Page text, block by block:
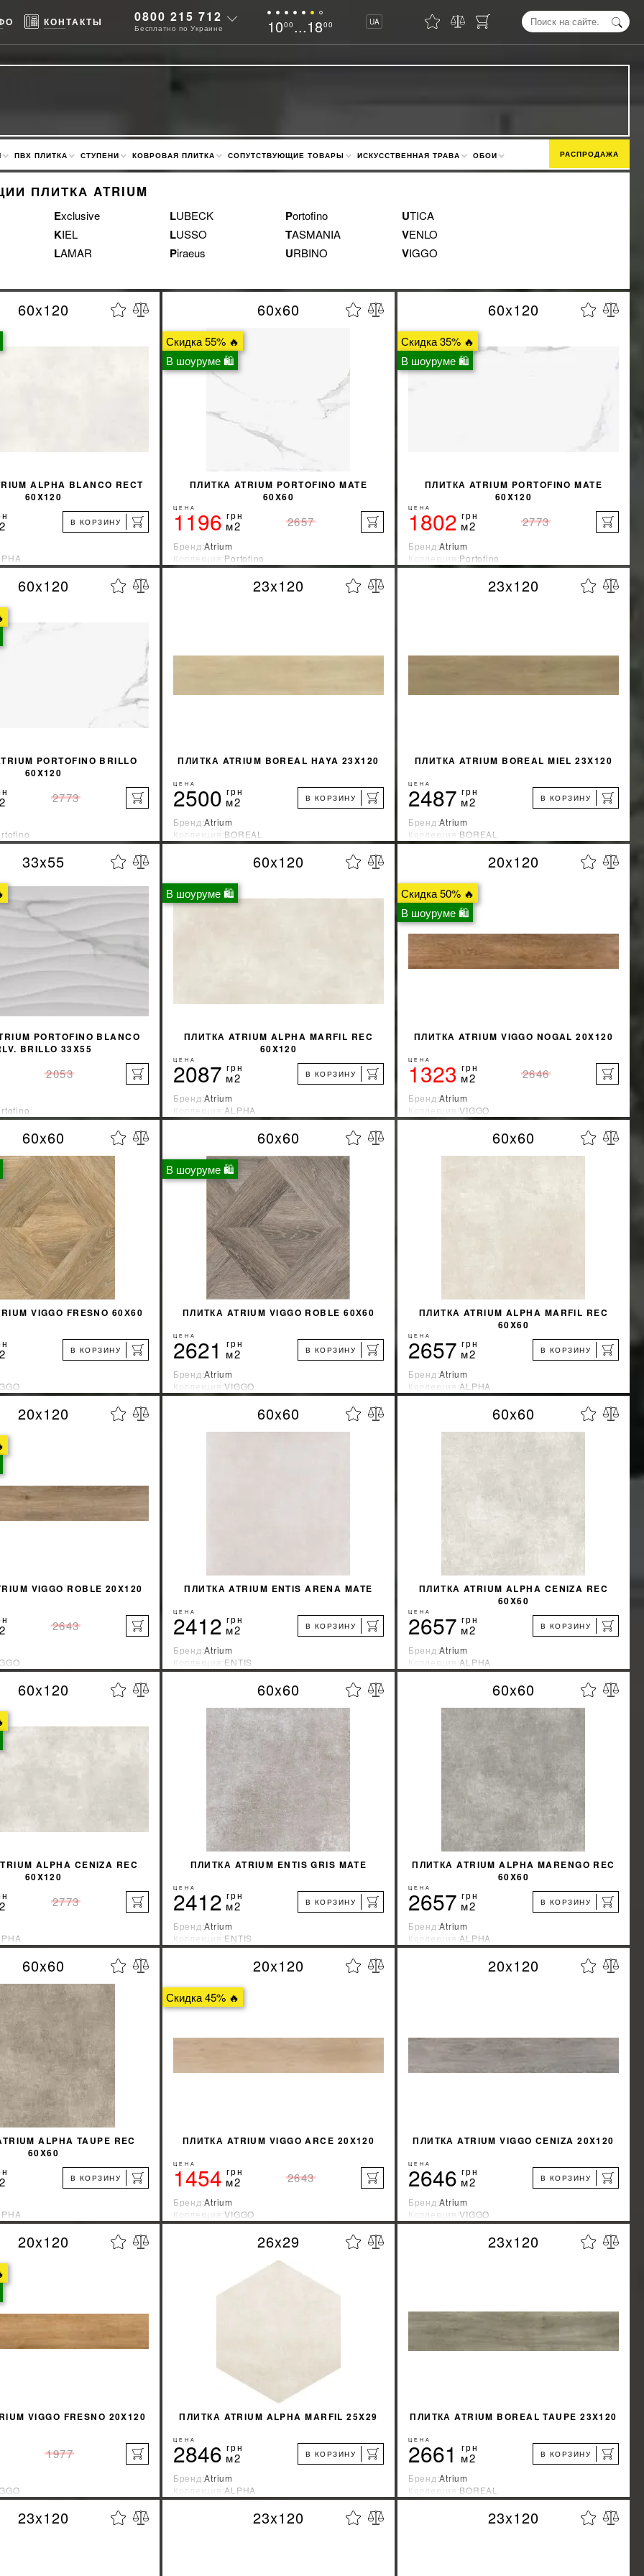
КОНТАКТЫ 0800 215 712
Бесплатно по Украине 1000 ...1800 UA
ПВХ ПЛИТКА СТУПЕНИ КОВРОВАЯ ПЛИТКА СОПУТСТВУЮЩИЕ ТОВАРЫ ИСКУССТВЕННАЯ ТРАВА ОБОИ РАСПРОДАЖА
ПЛИТКА ATRIUM
Exclusive
KIEL
LAMAR
LUBECK
LUSSO
Piraeus
Portofino
TASMANIA
URBINO
UTICA
VENLO
VIGGO
60x120
ALPHA BLANCO RECT
60X120
В КОРЗИНУ
Испания
УЗНАТЬ СВОЮ СКИДКУ %
КУПИТЬ
Скидка 55% 🔥
В шоуруме 🛍
60x60
ПЛИТКА ATRIUM PORTOFINO MATE
60X60
ЦЕНА
1196 грн
м2 2657
Бренд:Atrium
Коллекция:Portofino
Страна-производитель:Испания
УЗНАТЬ СВОЮ СКИДКУ %
Скидка 35% 🔥
В шоуруме 🛍
60x120
ПЛИТКА ATRIUM PORTOFINO MATE
60X120
ЦЕНА
1802 грн
м2 2773
Бренд:Atrium
Коллекция:Portofino
Страна-производитель:Испания
УЗНАТЬ СВОЮ СКИДКУ %
60x120
PORTOFINO BRILLO
60X120
2773
Испания
УЗНАТЬ СВОЮ СКИДКУ %
КУПИТЬ
23x120
ПЛИТКА ATRIUM BOREAL HAYA 23X120
ЦЕНА
2500 грн
м2 В КОРЗИНУ
Бренд:Atrium
Коллекция:BOREAL
Страна-производитель:Испания
УЗНАТЬ СВОЮ СКИДКУ %
23x120
ПЛИТКА ATRIUM BOREAL MIEL 23X120
ЦЕНА
2487 грн
м2 В КОРЗИНУ
Бренд:Atrium
Коллекция:BOREAL
Страна-производитель:Испания
УЗНАТЬ СВОЮ СКИДКУ %
33x55
PORTOFINO BLANCO
BRILLO 33X55
2053
Испания
УЗНАТЬ СВОЮ СКИДКУ %
КУПИТЬ
В шоуруме 🛍
60x120
ПЛИТКА ATRIUM ALPHA MARFIL REC
60X120
ЦЕНА
2087 грн
м2 В КОРЗИНУ
Бренд:Atrium
Коллекция:ALPHA
Страна-производитель:Испания
УЗНАТЬ СВОЮ СКИДКУ %
КУПИТЬ
Скидка 50% 🔥
В шоуруме 🛍
20x120
ПЛИТКА ATRIUM VIGGO NOGAL 20X120
ЦЕНА
1323 грн
м2 2646
Бренд:Atrium
Коллекция:VIGGO
Страна-производитель:Испания
УЗНАТЬ СВОЮ СКИДКУ %
60x60
VIGGO FRESNO 60Х60
В КОРЗИНУ
Испания
УЗНАТЬ СВОЮ СКИДКУ %
В шоуруме 🛍
60x60
ПЛИТКА ATRIUM VIGGO ROBLE 60Х60
ЦЕНА
2621 грн
м2 В КОРЗИНУ
Бренд:Atrium
Коллекция:VIGGO
Страна-производитель:Испания
УЗНАТЬ СВОЮ СКИДКУ %
60x60
ПЛИТКА ATRIUM ALPHA MARFIL REC
60X60
ЦЕНА
2657 грн
м2 В КОРЗИНУ
Бренд:Atrium
Коллекция:ALPHA
Страна-производитель:Испания
УЗНАТЬ СВОЮ СКИДКУ %
20x120
VIGGO ROBLE 20X120
2643
Испания
УЗНАТЬ СВОЮ СКИДКУ %
60x60
ПЛИТКА ATRIUM ENTIS ARENA MATE
ЦЕНА
2412 грн
м2 В КОРЗИНУ
Бренд:Atrium
Коллекция:ENTIS
Страна-производитель:Испания
УЗНАТЬ СВОЮ СКИДКУ %
КУПИТЬ
60x60
ПЛИТКА ATRIUM ALPHA CENIZA REC
60X60
ЦЕНА
2657 грн
м2 В КОРЗИНУ
Бренд:Atrium
Коллекция:ALPHA
Страна-производитель:Испания
УЗНАТЬ СВОЮ СКИДКУ %
КУПИТЬ
60x120
ALPHA CENIZA REC
60X120
2773
Испания
УЗНАТЬ СВОЮ СКИДКУ %
КУПИТЬ
60x60
ПЛИТКА ATRIUM ENTIS GRIS MATE
ЦЕНА
2412 грн
м2 В КОРЗИНУ
Бренд:Atrium
Коллекция:ENTIS
Страна-производитель:Испания
УЗНАТЬ СВОЮ СКИДКУ %
60x60
ПЛИТКА ATRIUM ALPHA MARENGO REC
60X60
ЦЕНА
2657 грн
м2 В КОРЗИНУ
Бренд:Atrium
Коллекция:ALPHA
Страна-производитель:Испания
УЗНАТЬ СВОЮ СКИДКУ %
60x60
ALPHA TAUPE REC
60X60
В КОРЗИНУ
Испания
УЗНАТЬ СВОЮ СКИДКУ %
Скидка 45% 🔥
20x120
ПЛИТКА ATRIUM VIGGO ARCE 20X120
ЦЕНА
1454 грн
м2 2643
Бренд:Atrium
Коллекция:VIGGO
Страна-производитель:Испания
УЗНАТЬ СВОЮ СКИДКУ %
20x120
ПЛИТКА ATRIUM VIGGO CENIZA 20X120
ЦЕНА
2646 грн
м2 В КОРЗИНУ
Бренд:Atrium
Коллекция:VIGGO
Страна-производитель:Испания
УЗНАТЬ СВОЮ СКИДКУ %
20x120
VIGGO FRESNO 20X120
1977
Испания
УЗНАТЬ СВОЮ СКИДКУ %
26x29
ПЛИТКА ATRIUM ALPHA MARFIL 25X29
ЦЕНА
2846 грн
м2 В КОРЗИНУ
Бренд:Atrium
Коллекция:ALPHA
Страна-производитель:Испания
УЗНАТЬ СВОЮ СКИДКУ %
23x120
ПЛИТКА ATRIUM BOREAL TAUPE 23X120
ЦЕНА
2661 грн
м2 В КОРЗИНУ
Бренд:Atrium
Коллекция:BOREAL
Страна-производитель:Испания
УЗНАТЬ СВОЮ СКИДКУ %
23x120 23x120 23x120